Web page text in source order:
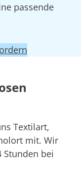
passende
Textilart,
mit. Wir
bei